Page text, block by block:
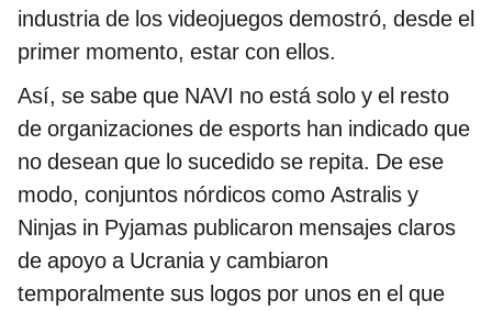
industria de los videojuegos demostró, desde el
primer momento, estar con ellos.
Así, se sabe que NAVI no está solo y el resto
de organizaciones de esports han indicado que
no desean que lo sucedido se repita. De ese
modo, conjuntos nórdicos como Astralis y
Ninjas in Pyjamas publicaron mensajes claros
de apoyo a Ucrania y cambiaron
temporalmente sus logos por unos en el que